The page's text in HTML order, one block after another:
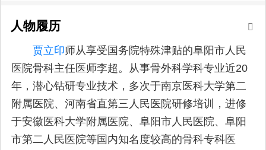
人物履历
贾立印师从享受国务院特殊津贴的阜阳市人民
医院骨科主任医师李超。从事骨外科学科专业近20
年，潜心钻研专业技术，多次于南京医科大学第二
附属医院、河南省直第三人民医院研修培训，进修
于安徽医科大学附属医院、阜阳市人民医院、阜阳
市第二人民医院等国内知名度较高的骨科专科医